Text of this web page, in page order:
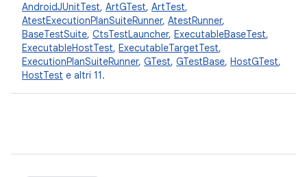
AndroidJUnitTest, ArtGTest, ArtTest,
AtestExecutionPlanSuiteRunner, AtestRunner,
BaseTestSuite, CtsTestLauncher, ExecutableBaseTest,
ExecutableHostTest, ExecutableTargetTest,
ExecutionPlanSuiteRunner, GTest, GTestBase, HostGTest,
HostTest e altri 11.